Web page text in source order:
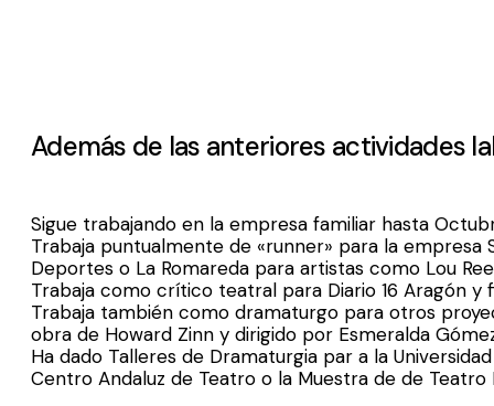
Además de las anteriores actividades
Sigue trabajando en la empresa familiar hasta
Trabaja puntualmente de «runner» para la
Deportes o La Romareda para artistas como Lou
Trabaja como crítico teatral para Diario 16 Aragón
Trabaja también como dramaturgo para otros
obra de Howard Zinn y dirigido por Esmeralda
Ha dado Talleres de Dramaturgia par a la
Centro Andaluz de Teatro o la Muestra de de